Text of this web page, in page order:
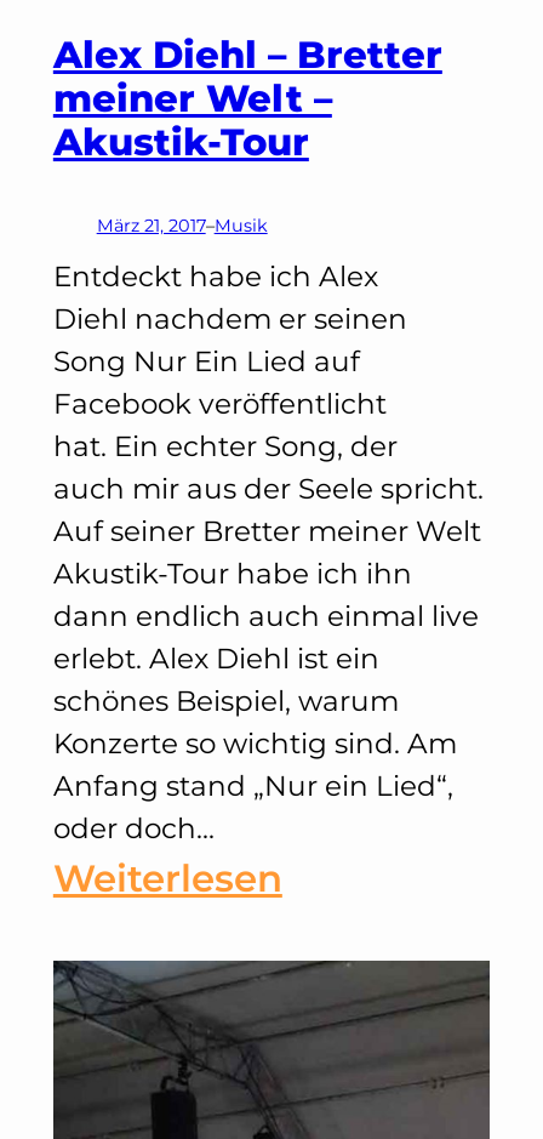
der
NEOPOP
Alex Diehl – Bretter
meiner Welt –
Akustik-Tour
März 21, 2017–Musik
Entdeckt habe ich Alex
Diehl nachdem er seinen
Song Nur Ein Lied auf
Facebook veröffentlicht
hat. Ein echter Song, der
auch mir aus der Seele spricht.
Auf seiner Bretter meiner Welt
Akustik-Tour habe ich ihn
dann endlich auch einmal live
erlebt. Alex Diehl ist ein
schönes Beispiel, warum
Konzerte so wichtig sind. Am
Anfang stand „Nur ein Lied“,
oder doch…
Weiterlesen
Diehl
–
Bretter